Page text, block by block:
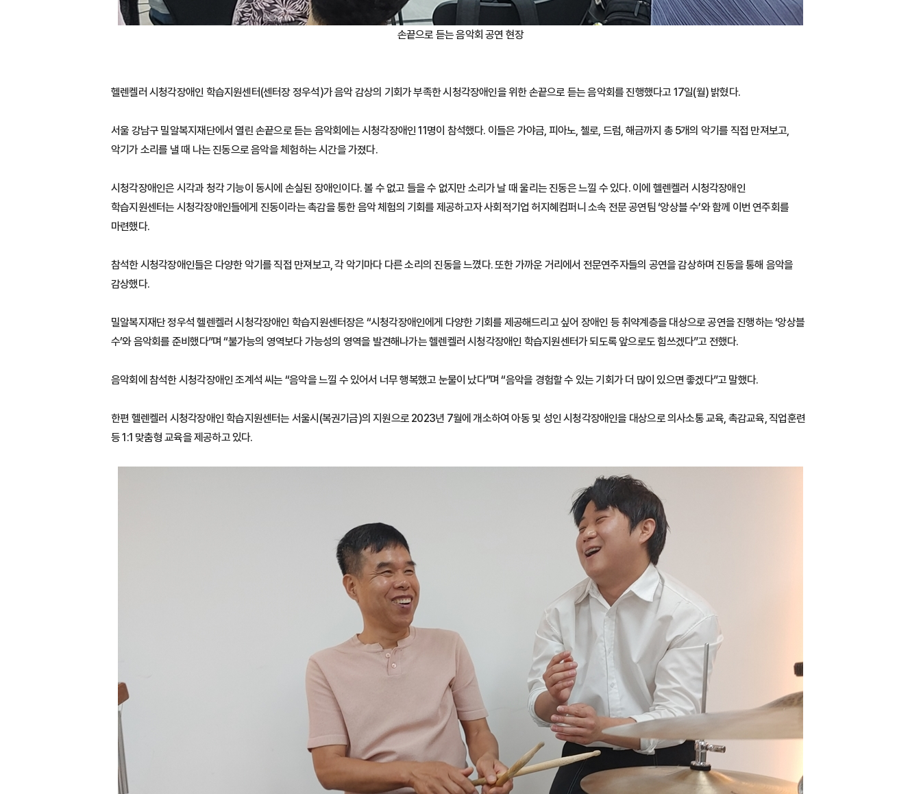
손끝으로 듣는 음악회 공연 현장
헬렌켈러 시청각장애인 학습지원센터(센터장 정우석)가 음악 감상의 기회가 부족한 시청각장애인을 위한 손끝으로 듣는 음악회를 진행했다고 17일(월) 밝혔다.
서울 강남구 밀알복지재단에서 열린 손끝으로 듣는 음악회에는 시청각장애인 11명이 참석했다. 이들은 가야금, 피아노, 첼로, 드럼, 해금까지 총 5개의 악기를 직접 만져보고,
악기가 소리를 낼 때 나는 진동으로 음악을 체험하는 시간을 가졌다.
시청각장애인은 시각과 청각 기능이 동시에 손실된 장애인이다. 볼 수 없고 들을 수 없지만 소리가 날 때 울리는 진동은 느낄 수 있다. 이에 헬렌켈러 시청각장애인
학습지원센터는 시청각장애인들에게 진동이라는 촉감을 통한 음악 체험의 기회를 제공하고자 사회적기업 허지혜컴퍼니 소속 전문 공연팀 ‘앙상블 수’와 함께 이번 연주회를
마련했다.
참석한 시청각장애인들은 다양한 악기를 직접 만져보고, 각 악기마다 다른 소리의 진동을 느꼈다. 또한 가까운 거리에서 전문연주자들의 공연을 감상하며 진동을 통해 음악을
감상했다.
밀알복지재단 정우석 헬렌켈러 시청각장애인 학습지원센터장은 “시청각장애인에게 다양한 기회를 제공해드리고 싶어 장애인 등 취약계층을 대상으로 공연을 진행하는 ‘앙상블
수’와 음악회를 준비했다”며 “불가능의 영역보다 가능성의 영역을 발견해나가는 헬렌켈러 시청각장애인 학습지원센터가 되도록 앞으로도 힘쓰겠다”고 전했다.
음악회에 참석한 시청각장애인 조계석 씨는 “음악을 느낄 수 있어서 너무 행복했고 눈물이 났다”며 “음악을 경험할 수 있는 기회가 더 많이 있으면 좋겠다”고 말했다.
한편 헬렌켈러 시청각장애인 학습지원센터는 서울시(복권기금)의 지원으로 2023년 7월에 개소하여 아동 및 성인 시청각장애인을 대상으로 의사소통 교육, 촉감교육, 직업훈련
등 1:1 맞춤형 교육을 제공하고 있다.